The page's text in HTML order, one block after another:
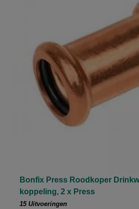
Bonfix Press Roodkoper
koppeling, 2 x Press
15 Uitvoeringen